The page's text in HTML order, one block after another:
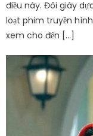
điều này. Đôi giày
loạt phim truyền
xem cho đến […]